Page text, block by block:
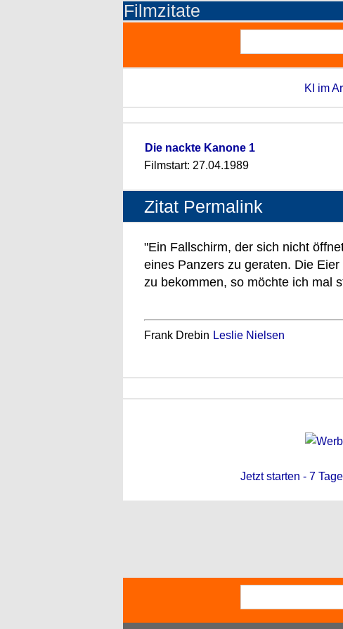
Filmzitate
KI im
Die nackte Kanone 1
Filmstart: 27.04.1989
Zitat Permalink
"Ein Fallschirm, der sich nicht
eines Panzers zu geraten. Die
zu bekommen, so möchte ich mal
Frank Drebin Leslie Nielsen
Jetzt starten - 7